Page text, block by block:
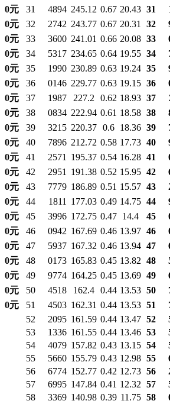
0元 31 4894 245.12 0.67 20.43 31
0元 32 2742 243.77 0.67 20.31 32
0元 33 3600 241.01 0.66 20.08 33
0元 34 5317 234.65 0.64 19.55 34
0元 35 1990 230.89 0.63 19.24 35
0元 36 0146 229.77 0.63 19.15 36
0元 37 1987 227.2 0.62 18.93 37
0元 38 0834 222.94 0.61 18.58 38
0元 39 3215 220.37 0.6 18.36 39
0元 40 7896 212.72 0.58 17.73 40
0元 41 2571 195.37 0.54 16.28 41
0元 42 2951 191.38 0.52 15.95 42
0元 43 7779 186.89 0.51 15.57 43
0元 44 1811 177.03 0.49 14.75 44
0元 45 3996 172.75 0.47 14.4 45
0元 46 0942 167.69 0.46 13.97 46
0元 47 5937 167.32 0.46 13.94 47
0元 48 0173 165.83 0.45 13.82 48
0元 49 9774 164.25 0.45 13.69 49
0元 50 4518 162.4 0.44 13.53 50
0元 51 4503 162.31 0.44 13.53 51
52
2095 161.59 0.44 13.47 52
53
1336 161.55 0.44 13.46 53
54
4079 157.82 0.43 13.15 54
55
5660 155.79 0.43 12.98 55
56
6774 152.77 0.42 12.73 56
57
6995 147.84 0.41 12.32 57
58
3369 140.98 0.39 11.75 58